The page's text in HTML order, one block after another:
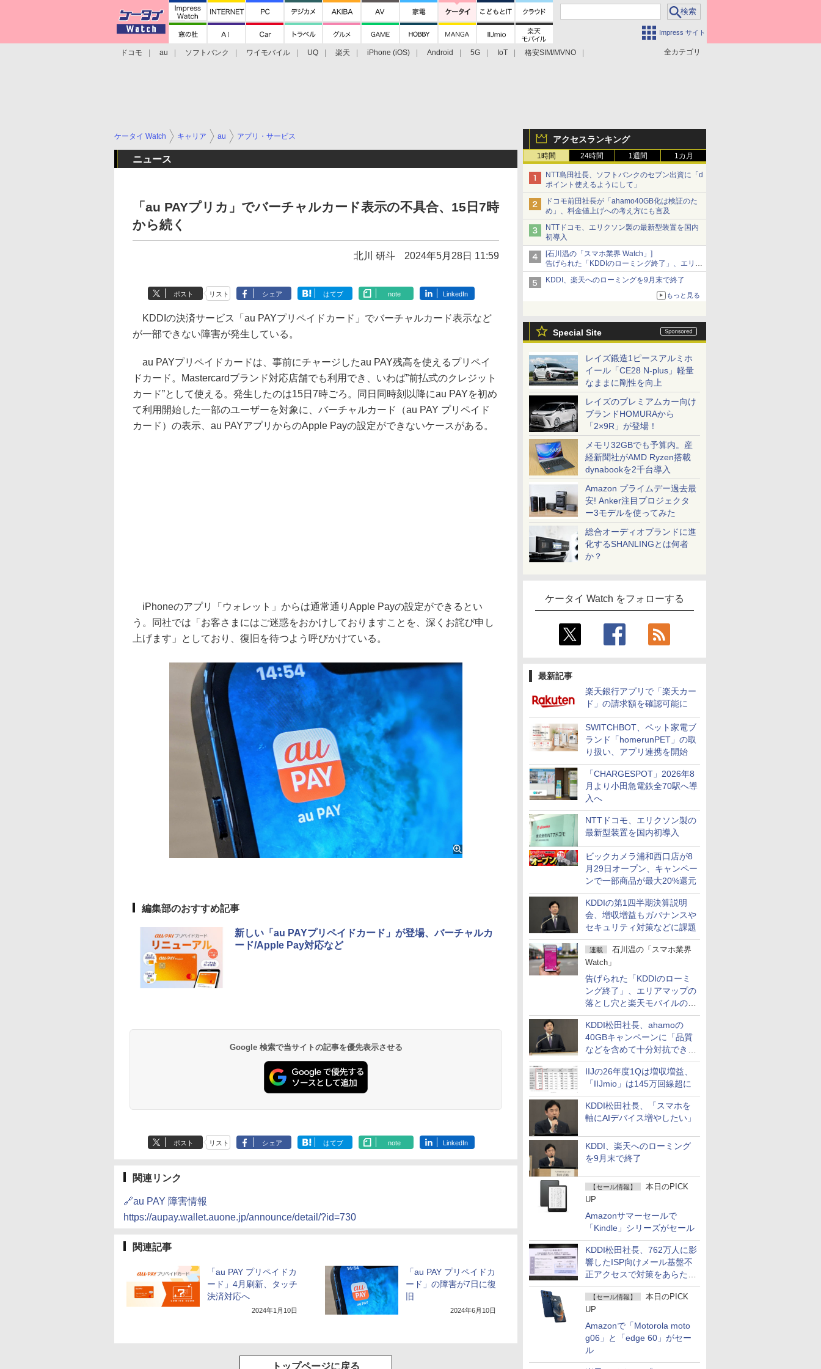
Impress サイト
全カテゴリ
ドコモ au ソフトバンク ワイモバイル UQ 楽天 iPhone (iOS) Android 5G IoT
格安SIM/MVNO
アクセスランキング
1時間 24時間 1週間 1カ月
NTT島田社長、ソフトバンクのセブン出資に「d
ポイント使えるようにして」
ドコモ前田社長が「ahamo40GB化は検証のた
め」、料金値上げへの考え方にも言及
NTTドコモ、エリクソン製の最新型装置を国内
初導入
[石川温の「スマホ業界 Watch」]
告げられた「KDDIのローミング終了」、エリア
マップの落とし穴と楽天モバイルの課題
KDDI、楽天へのローミングを9月末で終了
もっと見る
Special Site
レイズ鍛造1ピースアルミホ
イール「CE28 N-plus」軽量
なままに剛性を向上
レイズのプレミアムカー向け
ブランドHOMURAから
「2×9R」が登場！
メモリ32GBでも予算内。産
経新聞社がAMD Ryzen搭載
dynabookを2千台導入
Amazon プライムデー過去最
安! Anker注目プロジェクタ
ー3モデルを使ってみた
総合オーディオブランドに進
化するSHANLINGとは何者
か？
ケータイ Watch をフォローする
最新記事
楽天銀行アプリで「楽天カー
ド」の請求額を確認可能に
SWITCHBOT、ペット家電ブ
ランド「homerunPET」の取
り扱い、アプリ連携を開始
「CHARGESPOT」2026年8
月より小田急電鉄全70駅へ導
入へ
NTTドコモ、エリクソン製の
最新型装置を国内初導入
ビックカメラ浦和西口店が8
月29日オープン、キャンペー
ンで一部商品が最大20%還元
KDDIの第1四半期決算説明
会、増収増益もガバナンスや
セキュリティ対策などに課題
連載
石川温の「スマホ業界
Watch」
告げられた「KDDIのローミ
ング終了」、エリアマップの
落とし穴と楽天モバイルの課
題
KDDI松田社長、ahamoの
40GBキャンペーンに「品質
などを含めて十分対抗でき
る」
IIJの26年度1Qは増収増益、
「IIJmio」は145万回線超に
KDDI松田社長、「スマホを
軸にAIデバイス増やしたい」
KDDI、楽天へのローミング
を9月末で終了
【セール情報】
本日のPICK
UP
Amazonサマーセールで
「Kindle」シリーズがセール
KDDI松田社長、762万人に影
響したISP向けメール基盤不
正アクセスで対策をあらため
て説明
【セール情報】
本日のPICK
UP
Amazonで「Motorola moto
g06」と「edge 60」がセー
ル
ケータイ Watch キャリア au アプリ・サービス
ニュース
「au PAYプリカ」でバーチャルカード表示の不具合、15日7時
から続く
北川 研斗 2024年5月28日 11:59
ポスト リスト シェア はてブ note LinkedIn
KDDIの決済サービス「au PAYプリペイドカード」でバーチャルカード表示など
が一部できない障害が発生している。
au PAYプリペイドカードは、事前にチャージしたau PAY残高を使えるプリペイ
ドカード。Mastercardブランド対応店舗でも利用でき、いわば”前払式のクレジット
カード”として使える。発生したのは15日7時ごろ。同日同時刻以降にau PAYを初め
て利用開始した一部のユーザーを対象に、バーチャルカード（au PAY プリペイド
カード）の表示、au PAYアプリからのApple Payの設定ができないケースがある。
iPhoneのアプリ「ウォレット」からは通常通りApple Payの設定ができるとい
う。同社では「お客さまにはご迷惑をおかけしておりますことを、深くお詫び申し
上げます」としており、復旧を待つよう呼びかけている。
編集部のおすすめ記事
新しい「au PAYプリペイドカード」が登場、バーチャルカ
ード/Apple Pay対応など
Google 検索で当サイトの記事を優先表示させる
ポスト リスト シェア はてブ note LinkedIn
関連リンク
🔗au PAY 障害情報
https://aupay.wallet.auone.jp/announce/detail/?id=730
関連記事
「au PAY プリペイドカ
ード」4月刷新、タッチ
決済対応へ
2024年1月10日
「au PAY プリペイドカ
ード」の障害が7日に復
旧
2024年6月10日
トップページに戻る